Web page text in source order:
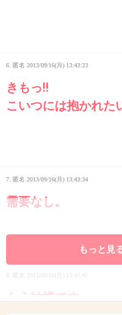
6. 匿名 2013/09/16(月) 13:43:23
きもっ‼
こいつには抱かれた
7. 匿名 2013/09/16(月) 13:43:34
需要なし。
8. 匿名 2013/09/16(月) 13:43:42
もう結構です。
もっと見